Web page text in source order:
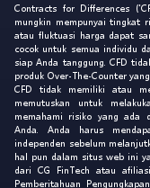
Contracts for Differences
mungkin mempunyai tingkat
atau fluktuasi harga dapat
cocok untuk semua individu
siap Anda tanggung. CFD
produk Over-The-Counter
CFD tidak memiliki atau
memutuskan untuk
memahami risiko yang ada
Anda. Anda harus
independen sebelum
hal pun dalam situs web ini
dari CG FinTech atau
Pemberitahuan